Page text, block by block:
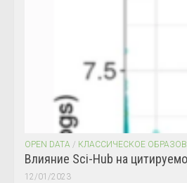
OPEN DATA / КЛАССИЧЕСКОЕ
Влияние Sci-Hub на
12/01/2023